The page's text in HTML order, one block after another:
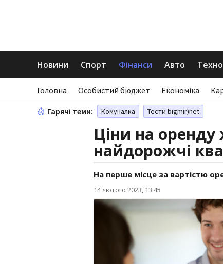
Новини Спорт Фінанси Авто Техно
Головна Особистий бюджет Економіка
Гарячі теми: Комуналка Тести bigmir)net
Ціни на оренду
найдорожчі
На перше місце за вартістю
14 лютого 2023, 13:45